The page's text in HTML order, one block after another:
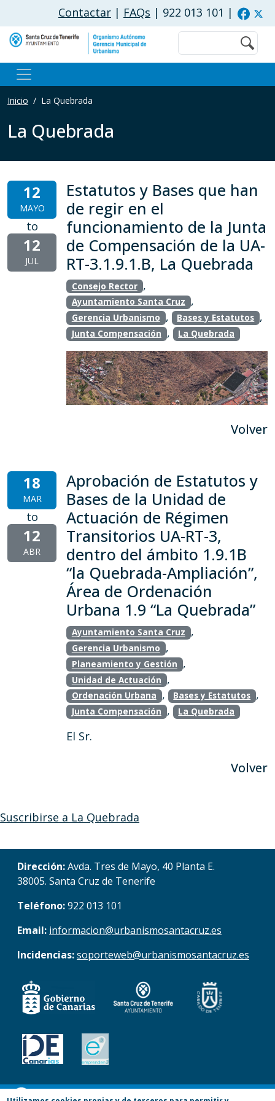
Pasar al contenido principal
Contactar | FAQs | 922 013 101 |
Buscar
Inicio La Quebrada
La Quebrada
12
MAYO
to
12
JUL
Estatutos y Bases que han
de regir en el
funcionamiento de la Junta
de Compensación de la UA-
RT-3.1.9.1.B, La Quebrada
Consejo Rector ,
Ayuntamiento Santa Cruz ,
Gerencia Urbanismo , Bases y Estatutos ,
Junta Compensación , La Quebrada
Volver
18
MAR
to
12
ABR
Aprobación de Estatutos y
Bases de la Unidad de
Actuación de Régimen
Transitorios UA-RT-3,
dentro del ámbito 1.9.1B
“la Quebrada-Ampliación”,
Área de Ordenación
Urbana 1.9 “La Quebrada”
Ayuntamiento Santa Cruz ,
Gerencia Urbanismo ,
Planeamiento y Gestión ,
Unidad de Actuación ,
Ordenación Urbana , Bases y Estatutos ,
Junta Compensación , La Quebrada
El Sr.
Volver
Suscribirse a La Quebrada
Dirección:Avda. Tres de Mayo, 40 Planta E.
38005. Santa Cruz de Tenerife
Teléfono:922 013 101
Email: informacion@urbanismosantacruz.es
Incidencias:soporteweb@urbanismosantacruz.es
© Copyright 2017. Todos los derechos